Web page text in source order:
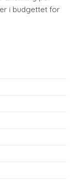
i budgettet for